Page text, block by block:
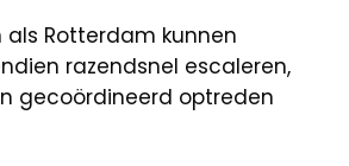
als Rotterdam kunnen
razendsnel escaleren,
gecoördineerd optreden